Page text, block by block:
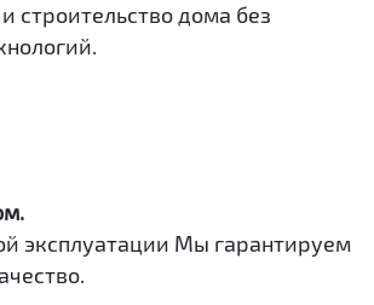
строительство дома без
эксплуатации Мы гарантируем